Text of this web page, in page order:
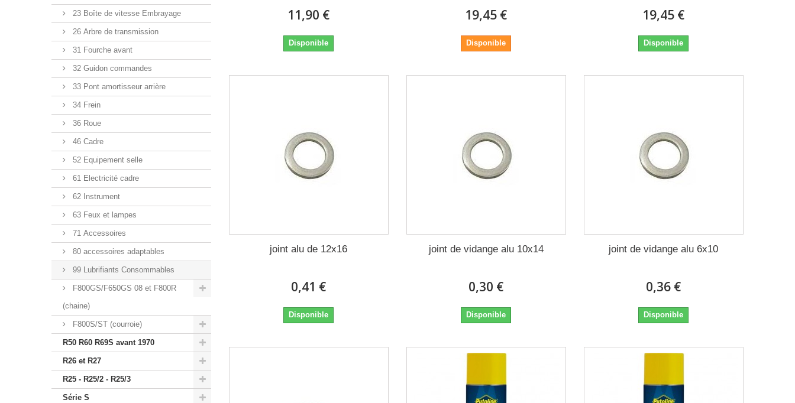
23 Boîte de vitesse Embrayage
26 Arbre de transmission
31 Fourche avant
32 Guidon commandes
33 Pont amortisseur arrière
34 Frein
36 Roue
46 Cadre
52 Equipement selle
61 Electricité cadre
62 Instrument
63 Feux et lampes
71 Accessoires
80 accessoires adaptables
99 Lubrifiants Consommables
F800GS/F650GS 08 et F800R
(chaine)
F800S/ST (courroie)
R50 R60 R69S avant 1970
R26 et R27
R25 - R25/2 - R25/3
Série S
11,90 €
Disponible
19,45 €
Disponible
19,45 €
Disponible
joint alu de 12x16
0,41 €
Disponible
joint de vidange alu 10x14
0,30 €
Disponible
joint de vidange alu 6x10
0,36 €
Disponible